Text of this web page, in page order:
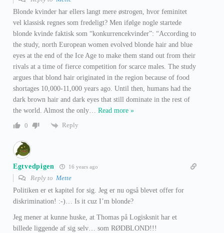
Blonde kvinder har ellers langt mere østrogen, hvor feminitet
vel klassisk regnes som fredeligt? Men ifølge nogle startede
blonde kvinde faktisk som “konkurrencekvinder”: “According to
the study, north European women evolved blonde hair and blue
eyes at the end of the Ice Age to make them stand out from their
rivals at a time of fierce competition for scarce males. The study
argues that blond hair originated in the region because of food
shortages 10,000-11,000 years ago. Until then, humans had the
dark brown hair and dark eyes that still dominate in the rest of
the world. Almost the only… Read more »
0
Reply
Egtvedpigen 16 years ago
Reply to Mette
Politiken er et kapitel for sig. Jeg er nu også blevet offer for
diskrimination! :-)… Is it cuz I’m blonde?
Jeg mener at kunne huske, at Thomas på Logisksnit har et
billede liggende af sig selv… som RØDBLOND!!!